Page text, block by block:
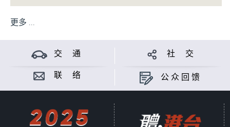
更多 ...
交 通 社 交
联 络 公众回馈